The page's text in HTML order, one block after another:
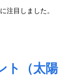
注目しました。
ト（太陽